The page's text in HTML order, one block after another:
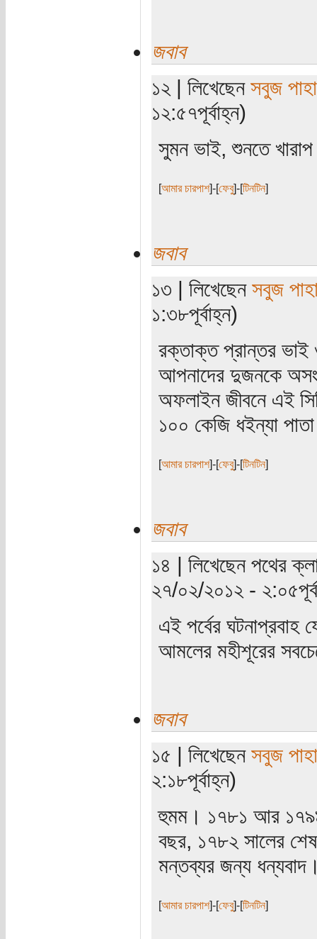
জবাব
১২ | লিখেছেন সবুজ
১২:৫৭পূর্বাহ্ন)
সুমন ভাই, শুনতে
আমার চারপাশ]-[ ফেবু]-[ টিনটিন]
জবাব
১৩ | লিখেছেন সবুজ
১:৩৮পূর্বাহ্ন)
রক্তাক্ত প্রান্তর
আপনাদের দুজনকে
অফলাইন জীবনে এই
১০০ কেজি ধইন্যা
আমার চারপাশ]-[ ফেবু]-[ টিনটিন]
জবাব
১৪ | লিখেছেন পথের
২৭/০২/২০১২ -
এই পর্বের ঘটনাপ্রবাহ
আমলের মহীশূরের
জবাব
১৫ | লিখেছেন সবুজ
২:১৮পূর্বাহ্ন)
হুমম। ১৭৮১ আর
বছর, ১৭৮২ সালের শেষ
মন্তব্যর জন্য
আমার চারপাশ]-[ ফেবু]-[ টিনটিন]